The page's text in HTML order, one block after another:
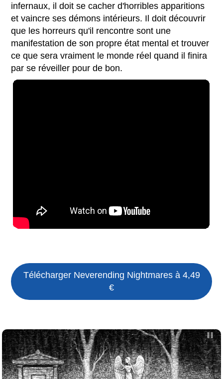
infernaux, il doit se cacher d'horribles apparitions
et vaincre ses démons intérieurs. Il doit découvrir
que les horreurs qu'il rencontre sont une
manifestation de son propre état mental et trouver
ce que sera vraiment le monde réel quand il finira
par se réveiller pour de bon.
Télécharger Neverending Nightmares à 4,49
€